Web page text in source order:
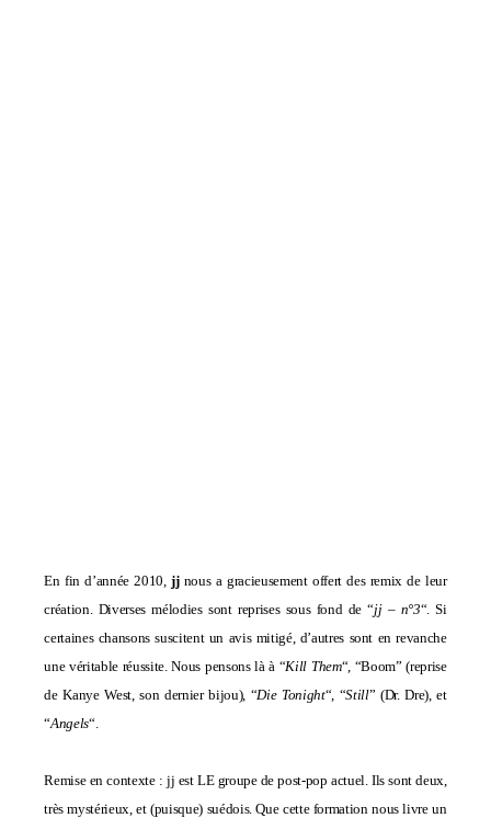
En fin d’année 2010,jjnous a gracieusement offert des remix de leur
création. Diverses mélodies sont reprises sous fond de “jj – n°3“. Si
certaines chansons suscitent un avis mitigé, d’autres sont en revanche
une véritable réussite. Nous pensons là à “Kill Them“, “Boom” (reprise
de Kanye West, son dernier bijou), “Die Tonight“, “Still” (Dr. Dre), et
“Angels“.
Remise en contexte : jj est LE groupe de post-pop actuel. Ils sont deux,
très mystérieux, et (puisque) suédois. Que cette formation nous livre un